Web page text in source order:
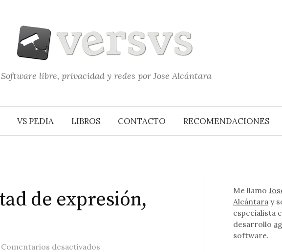
Software libre, privacidad y redes por Jose Alcántara
VS PEDIA LIBROS CONTACTO RECOMENDACIONES
de expresión,
Comentarios desactivados en El futuro de la libertad de expresión, por
Me llamo
Alcántara y
especialista
desarrollo
software.